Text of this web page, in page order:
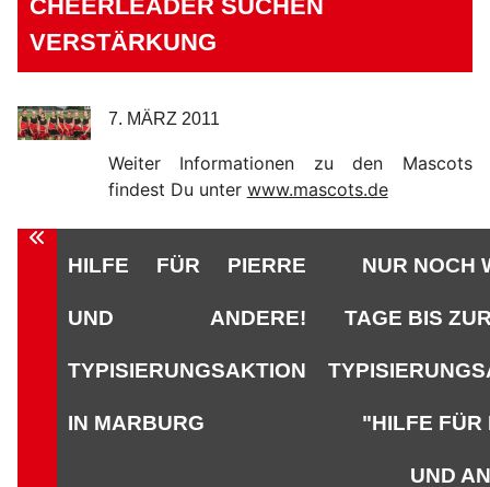
CHEERLEADER SUCHEN
VERSTÄRKUNG
7. MÄRZ 2011
Weiter Informationen zu den Mascots
findest Du unter www.mascots.de
Beitragsnavigation
HILFE FÜR PIERRE
UND ANDERE!
TYPISIERUNGSAKTION
IN MARBURG
NUR NOCH
TAGE BIS
"HILFE FÜR
UND